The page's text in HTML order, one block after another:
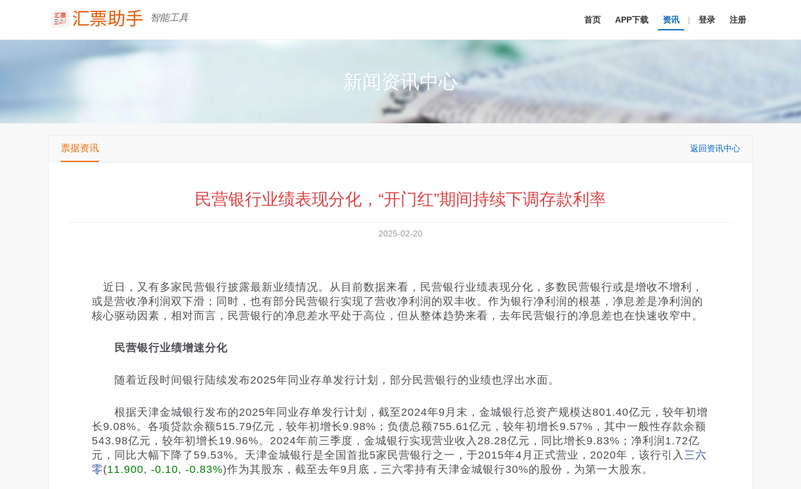
智能工具 首页 APP下载 资讯 | 登录 注册
新闻资讯中心
票据资讯 返回资讯中心
民营银行业绩表现分化，“开门红”期间持续下调存款利率
2025-02-20
近日，又有多家民营银行披露最新业绩情况。从目前数据来看，民营银行业绩表现分化，多数民营银行或是增收不增利，
或是营收净利润双下滑；同时，也有部分民营银行实现了营收净利润的双丰收。 作为银行净利润的根基，净息差是净利润的
核心驱动因素，相对而言，民营银行的净息差水平处于高位，但从整体趋势来看，去年民营银行的净息差也在快速收窄中。
民营银行业绩增速分化
随着近段时间银行陆续发布2025年同业存单发行计划，部分民营银行的业绩也浮出水面。
根据天津金城银行发布的2025年同业存单发行计划，截至2024年9月末，金城银行总资产规模达801.40亿元，较年初增
长9.08%。各项贷款余额515.79亿元，较年初增长9.98%；负债总额755.61亿元，较年初增长9.57%，其中一般性存款余额
543.98亿元，较年初增长19.96%。 2024年前三季度，金城银行实现营业收入28.28亿元，同比增长9.83%；净利润1.72亿
元，同比大幅下降了59.53%。 天津金城银行是全国首批5家民营银行之一，于2015年4月正式营业，2020年，该行引入 三六
零(11.900, -0.10, -0.83%)作为其股东，截至去年9月底，三六零持有天津金城银行30%的股份，为第一大股东。